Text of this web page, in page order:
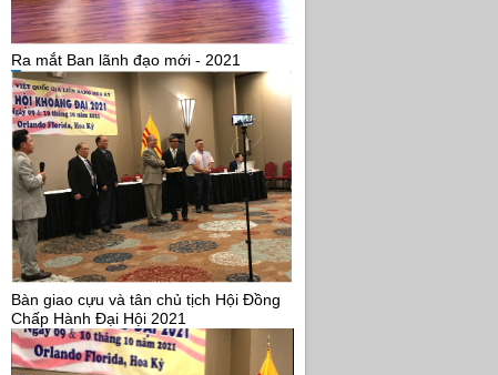
Ra mắt Ban lãnh đạo mới - 2021
Bàn giao cựu và tân chủ tịch Hội Đồng
Chấp Hành Đại Hội 2021